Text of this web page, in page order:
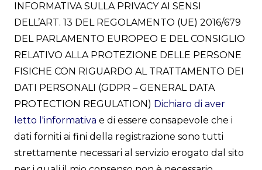
INFORMATIVA SULLA PRIVACY AI SENSI
DELL’ART. 13 DEL REGOLAMENTO (UE) 2016/679
DEL PARLAMENTO EUROPEO E DEL CONSIGLIO
RELATIVO ALLA PROTEZIONE DELLE PERSONE
FISICHE CON RIGUARDO AL TRATTAMENTO DEI
DATI PERSONALI (GDPR – GENERAL DATA
PROTECTION REGULATION) Dichiaro di aver
letto l'informativa e di essere consapevole che i
dati forniti ai fini della registrazione sono tutti
strettamente necessari al servizio erogato dal sito